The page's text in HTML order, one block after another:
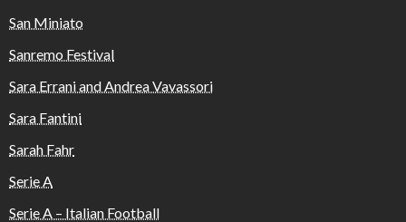
San Miniato
Sanremo Festival
Sara Errani and Andrea Vavassori
Sara Fantini
Sarah Fahr
Serie A
Serie A – Italian Football